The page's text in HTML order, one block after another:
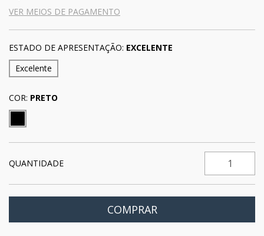
VER MEIOS DE PAGAMENTO
ESTADO DE APRESENTAÇÃO: EXCELENTE
Excelente
COR: PRETO
QUANTIDADE